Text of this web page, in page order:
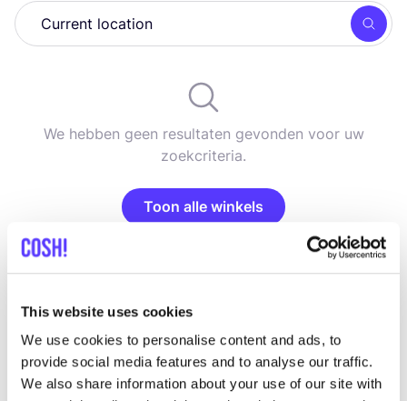
This website uses cookies
We use cookies to personalise content and ads, to
provide social media features and to analyse our traffic.
We also share information about your use of our site with
Zoek
We hebben geen resultaten gevonden voor uw
zoekcriteria.
Toon alle winkels
List Map